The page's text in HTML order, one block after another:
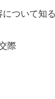
ついて知
際